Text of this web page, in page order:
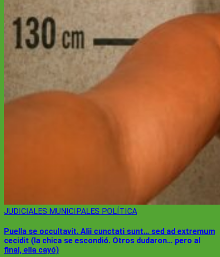
JUDICIALES MUNICIPALES POLÍTICA
Puella se occultavit. Alii cunctati sunt… sed ad extremum
cecidit (la chica se escondió. Otros dudaron… pero al
final, ella cayó)